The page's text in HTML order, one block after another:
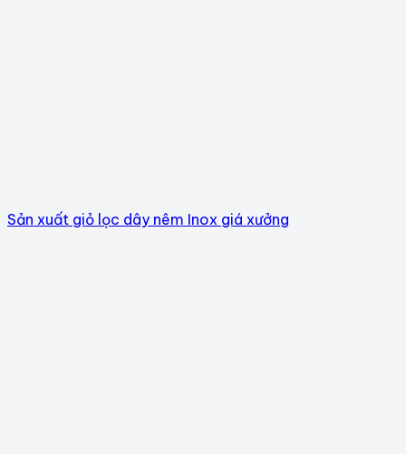
Sản xuất giỏ lọc dây nêm Inox giá xưởng